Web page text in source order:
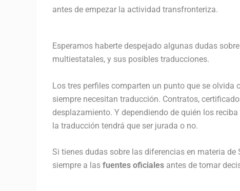
antes de empezar la actividad transfronteriza.
Esperamos haberte despejado algunas dudas
multiestatales, y sus posibles traducciones.
Los tres perfiles comparten un punto que se
siempre necesitan traducción. Contratos,
desplazamiento. Y dependiendo de quién los
la traducción tendrá que ser jurada o no.
Si tienes dudas sobre las diferencias en materia
siempre a las fuentes oficiales antes de tomar